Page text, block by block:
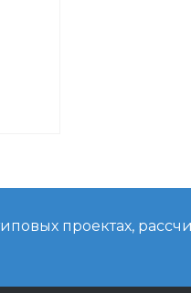
проектах,